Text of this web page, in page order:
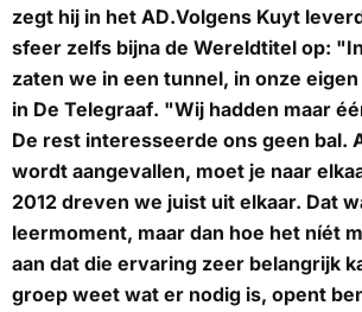
zegt hij in het AD.Volgens Kuyt
sfeer zelfs bijna de Wereldtitel op:
zaten we in een tunnel, in onze
in De Telegraaf. "Wij hadden maar
De rest interesseerde ons geen bal.
wordt aangevallen, moet je naar
2012 dreven we juist uit elkaar. Dat
leermoment, maar dan hoe het níét
aan dat die ervaring zeer belangrijk
groep weet wat er nodig is, opent